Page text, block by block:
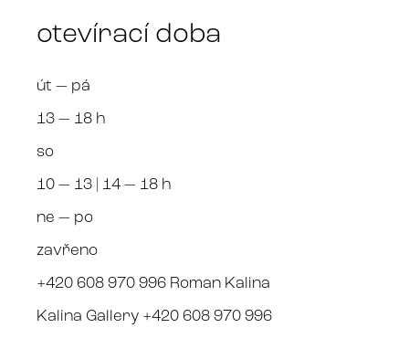
otevírací doba
út — pá
13 — 18 h
so
10 — 13 | 14 — 18 h
ne — po
zavřeno
+420 608 970 996 Roman Kalina
Kalina Gallery +420 608 970 996